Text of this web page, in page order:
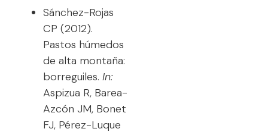
Sánchez-Rojas
CP (2012).
Pastos húmedos
de alta montaña:
borreguiles.In:
Aspizua R, Barea-
Azcón JM, Bonet
FJ, Pérez-Luque